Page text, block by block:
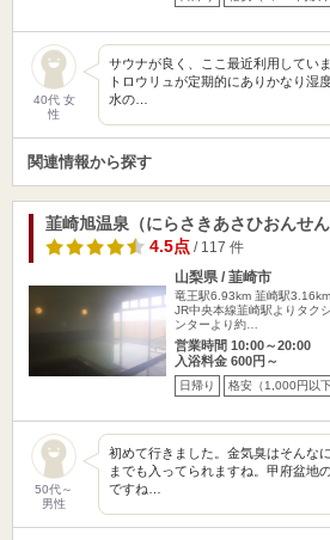
40代 女
性
サウナが良く、ここ最近利用してい
トロウリュが定期的にありかなり湿
水の…
関連情報から探す
韮崎旭温泉（にらさきあさひおんせん
4.5点/ 117 件
山梨県 / 韮崎市
竜王駅6.93km 韮崎駅3.16km
JR中央本線韮崎駅よりタク
ンターより約…
営業時間 10:00～20:00
入浴料金 600円～
日帰り 格安（1,000円以下
50代～
男性
初めて行きました。金気臭はそんな
までも入ってられますね。甲府盆地
ですね…